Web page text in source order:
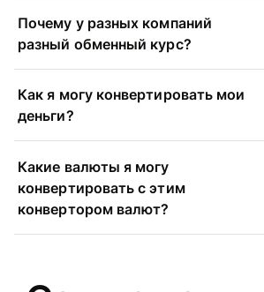
Почему у разных компаний
разный обменный курс?
Как я могу конвертировать мои
деньги?
Какие валюты я могу
конвертировать с этим
конвертором валют?